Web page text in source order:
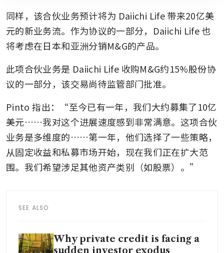
同样，该合伙业务预计将为 Daiichi Life 带来20亿美
元的新业务流。作为协议的一部分，Daiichi Life 也
将考虑在日本和亚洲分销M&G的产品。
此项合伙业务是 Daiichi Life 收购M&G约15%股份协
议的一部分，该交易尚待监管部门批准。
Pinto 指出：“至今已有一年，我们大约募集了10亿
美元……我对这个进展速度感到非常满意。这项合伙
业务是多维度的……第一年，他们选择了一些策略，
从固定收益和私募市场开始，现在我们正在扩大范
围。我们希望涉足其他资产类别（如股票）。”
SEE ALSO
Why private credit is facing a
sudden investor exodus